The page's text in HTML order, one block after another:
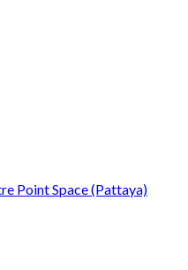
Point Space (Pattaya)